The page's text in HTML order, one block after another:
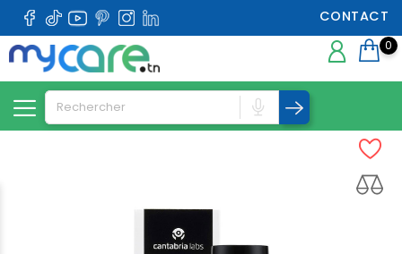
CONTACT
0